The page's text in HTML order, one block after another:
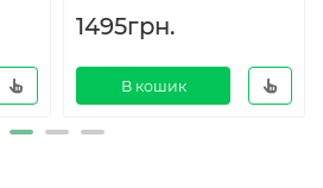
1495грн.
В кошик